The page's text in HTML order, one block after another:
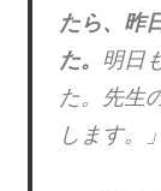
たら、昨
た。 明日
た。先生
します。」